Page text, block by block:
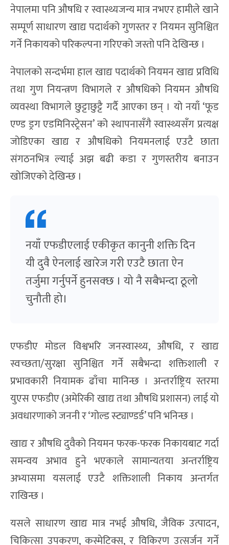
नेपालमा पनि औषधि र स्वास्थ्यजन्य मात्र नभएर हामीले खाने
सम्पूर्ण साधारण खाद्य पदार्थको गुणस्तर र नियमन सुनिश्चित
गर्ने निकायको परिकल्पना गरिएको जस्तो पनि देखिन्छ ।
नेपालको सन्दर्भमा हाल खाद्य पदार्थको नियमन खाद्य प्रविधि
तथा गुण नियन्त्रण विभागले र औषधिको नियमन औषधि
व्यवस्था विभागले छुट्टाछुट्टै गर्दै आएका छन् । यो नयाँ ‘फूड
एण्ड ड्रग एडमिनिस्ट्रेसन’ को स्थापनासँगै स्वास्थ्यसँग प्रत्यक्ष
जोडिएका खाद्य र औषधिको नियमनलाई एउटै छाता
संगठनभित्र ल्याई अझ बढी कडा र गुणस्तरीय बनाउन
खोजिएको देखिन्छ ।
नयाँ एफडीएलाई एकीकृत कानुनी शक्ति दिन
यी दुवै ऐनलाई खारेज गरी एउटै छाता ऐन
तर्जुमा गर्नुपर्ने हुनसक्छ । यो नै सबैभन्दा ठूलो
चुनौती हो।
एफडीए मोडल विश्वभरि जनस्वास्थ्य, औषधि, र खाद्य
स्वच्छता/सुरक्षा सुनिश्चित गर्ने सबैभन्दा शक्तिशाली र
प्रभावकारी नियामक ढाँचा मानिन्छ । अन्तर्राष्ट्रिय स्तरमा
युएस एफडीए (अमेरिकी खाद्य तथा औषधि प्रशासन) लाई यो
अवधारणाको जननी र ‘गोल्ड स्ट्याण्डर्ड’ पनि भनिन्छ ।
खाद्य र औषधि दुवैको नियमन फरक-फरक निकायबाट गर्दा
समन्वय अभाव हुने भएकाले सामान्यतया अन्तर्राष्ट्रिय
अभ्यासमा यसलाई एउटै शक्तिशाली निकाय अन्तर्गत
राखिन्छ ।
यसले साधारण खाद्य मात्र नभई औषधि, जैविक उत्पादन,
चिकित्सा उपकरण, कस्मेटिक्स, र विकिरण उत्सर्जन गर्ने